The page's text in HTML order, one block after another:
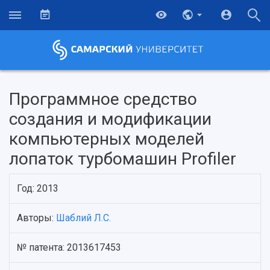
НАЗАД
Программное средство
создания и модификации
компьютерных моделей
лопаток турбомашин Profiler
Год: 2013
Авторы: Шаблий Л.С.
№ патента: 2013617453